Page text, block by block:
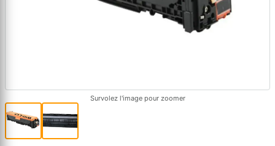
Survolez l'image pour zoomer